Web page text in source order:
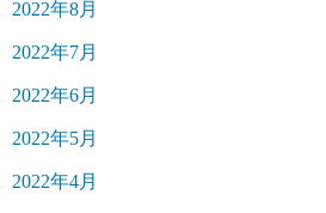
2022年8月
2022年7月
2022年6月
2022年5月
2022年4月